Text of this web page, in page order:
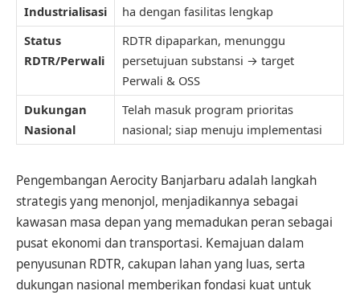
Industrialisasi
ha dengan fasilitas lengkap
Status
RDTR/Perwali
RDTR dipaparkan, menunggu
persetujuan substansi → target
Perwali & OSS
Dukungan
Nasional
Telah masuk program prioritas
nasional; siap menuju implementasi
Pengembangan Aerocity Banjarbaru adalah langkah
strategis yang menonjol, menjadikannya sebagai
kawasan masa depan yang memadukan peran sebagai
pusat ekonomi dan transportasi. Kemajuan dalam
penyusunan RDTR, cakupan lahan yang luas, serta
dukungan nasional memberikan fondasi kuat untuk